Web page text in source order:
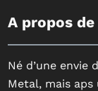
A propos
Né d’une
Metal, mais